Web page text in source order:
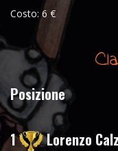
Costo: 6 €
Posizione
1
Lorenzo